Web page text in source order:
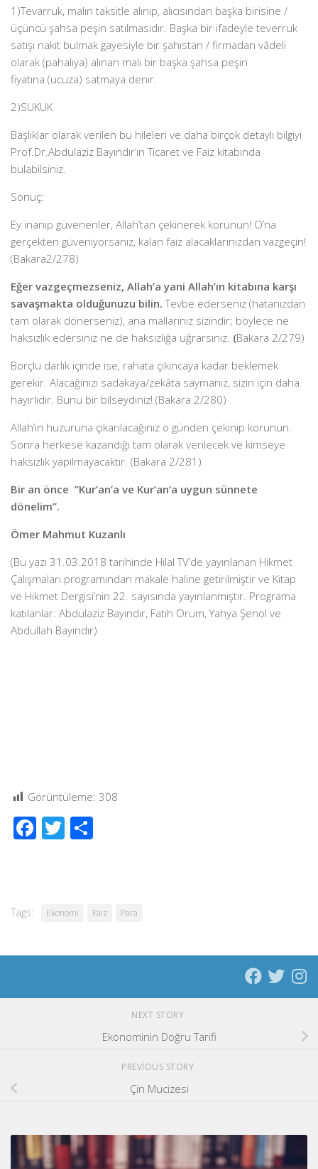
1)Tevarruk, malın taksitle alınıp, alıcısından başka birisine /
üçüncü şahsa peşin satılmasıdır. Başka bir ifadeyle teverruk
satışı nakit bulmak gayesiyle bir şahıstan / firmadan vâdeli
olarak (pahalıya) alınan malı bir başka şahsa peşin
fiyatına (ucuza) satmaya denir.
2)SUKUK
Başlıklar olarak verilen bu hileleri ve daha birçok detaylı bilgiyi
Prof.Dr.Abdulaziz Bayındır’ın Ticaret ve Faiz kitabında
bulabilsiniz.
Sonuç:
Ey inanıp güvenenler, Allah’tan çekinerek korunun! O’na
gerçekten güveniyorsanız, kalan faiz alacaklarınızdan vazgeçin!
(Bakara2/278)
Eğer vazgeçmezseniz, Allah’a yani Allah’ın kitabına karşı
savaşmakta olduğunuzu bilin. Tevbe ederseniz (hatanızdan
tam olarak dönerseniz), ana mallarınız sizindir; böylece ne
haksızlık edersiniz ne de haksızlığa uğrarsınız. (Bakara 2/279)
Borçlu darlık içinde ise, rahata çıkıncaya kadar beklemek
gerekir. Alacağınızı sadakaya/zekâta saymanız, sizin için daha
hayırlıdır. Bunu bir bilseydiniz! (Bakara 2/280)
Allah’ın huzuruna çıkarılacağınız o günden çekinip korunun.
Sonra herkese kazandığı tam olarak verilecek ve kimseye
haksızlık yapılmayacaktır. (Bakara 2/281)
Bir an önce ”Kur’an’a ve Kur’an’a uygun sünnete
dönelim”.
Ömer Mahmut Kuzanlı
(Bu yazı 31.03.2018 tarihinde Hilal TV’de yayınlanan Hikmet
Çalışmaları programından makale haline getirilmiştir ve Kitap
ve Hikmet Dergisi’nin 22. sayısında yayınlanmıştır. Programa
katılanlar: Abdülaziz Bayındır, Fatih Orum, Yahya Şenol ve
Abdullah Bayındır)
Görüntüleme: 308
Facebook
Twitter
Tags: Ekonomi Faiz Para
NEXT STORY
Ekonominin Doğru Tarifi
PREVIOUS STORY
Çin Mucizesi